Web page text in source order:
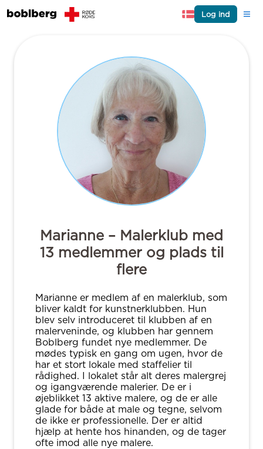
Log ind
Marianne – Malerklub med
13 medlemmer og plads til
flere
Marianne er medlem af en malerklub, som
bliver kaldt for kunstnerklubben. Hun
blev selv introduceret til klubben af en
malerveninde, og klubben har gennem
Boblberg fundet nye medlemmer. De
mødes typisk en gang om ugen, hvor de
har et stort lokale med staffelier til
rådighed. I lokalet står alt deres malergrej
og igangværende malerier. De er i
øjeblikket 13 aktive malere, og de er alle
glade for både at male og tegne, selvom
de ikke er professionelle. Der er altid
hjælp at hente hos hinanden, og de tager
ofte imod alle nye malere.